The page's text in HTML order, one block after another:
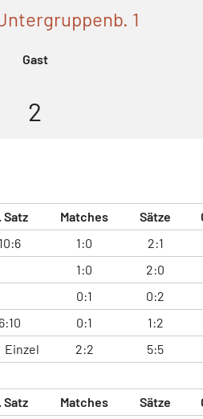
1
Gast
2
Satz Matches Sätze
10:6 1:0 2:1
1:0 2:0
0:1 0:2
6:10 0:1 1:2
Einzel
2:2 5:5
Satz Matches Sätze